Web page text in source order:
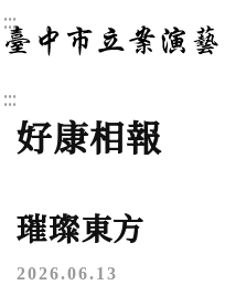
:::
臺中市立
:::
好康相報
璀璨東方
2026.06.13